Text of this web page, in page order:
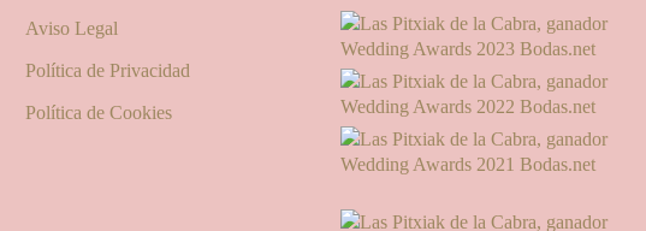
Aviso Legal
Política de Privacidad
Política de Cookies